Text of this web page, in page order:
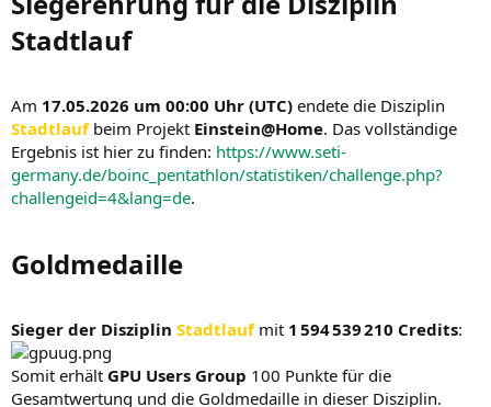
Stadtlauf​
Am 17.05.2026 um 00:00 Uhr (UTC) endete die Disziplin
Stadtlaufbeim Projekt Einstein@Home. Das vollständige
Ergebnis ist hier zu finden: https://www.seti-
germany.de/boinc_pentathlon/statistiken/challenge.php?
challengeid=4&lang=de.
Goldmedaille​
Sieger der Disziplin Stadtlaufmit 1 594 539 210 Credits:
Somit erhält GPU Users Group 100 Punkte für die
Gesamtwertung und die Goldmedaille in dieser Disziplin.